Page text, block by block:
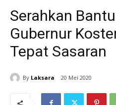
Serahkan
Gubernur
Tepat Sasaran
By Laksara 20 Mei 2020